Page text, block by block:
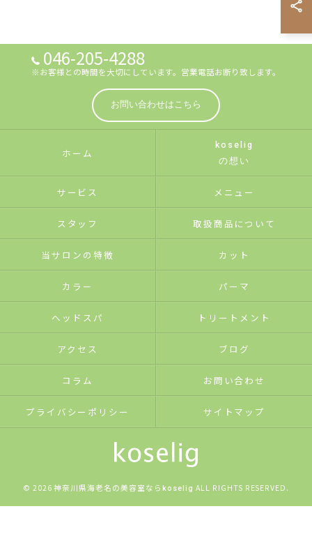
046-205-4288
※お客様との時間を大切にしています。営業電話お断り致します。
お問い合わせはこちら
ホーム
koselig
の想い
サービス メニュー
スタッフ 取扱商品について
当サロンの特徴 カット
カラー パーマ
ヘッドスパ トリートメント
アクセス ブログ
コラム お問い合わせ
プライバシーポリシー サイトマップ
© 2026 神奈川県海老名の美容室ならkoselig ALL RIGHTS RESERVED.